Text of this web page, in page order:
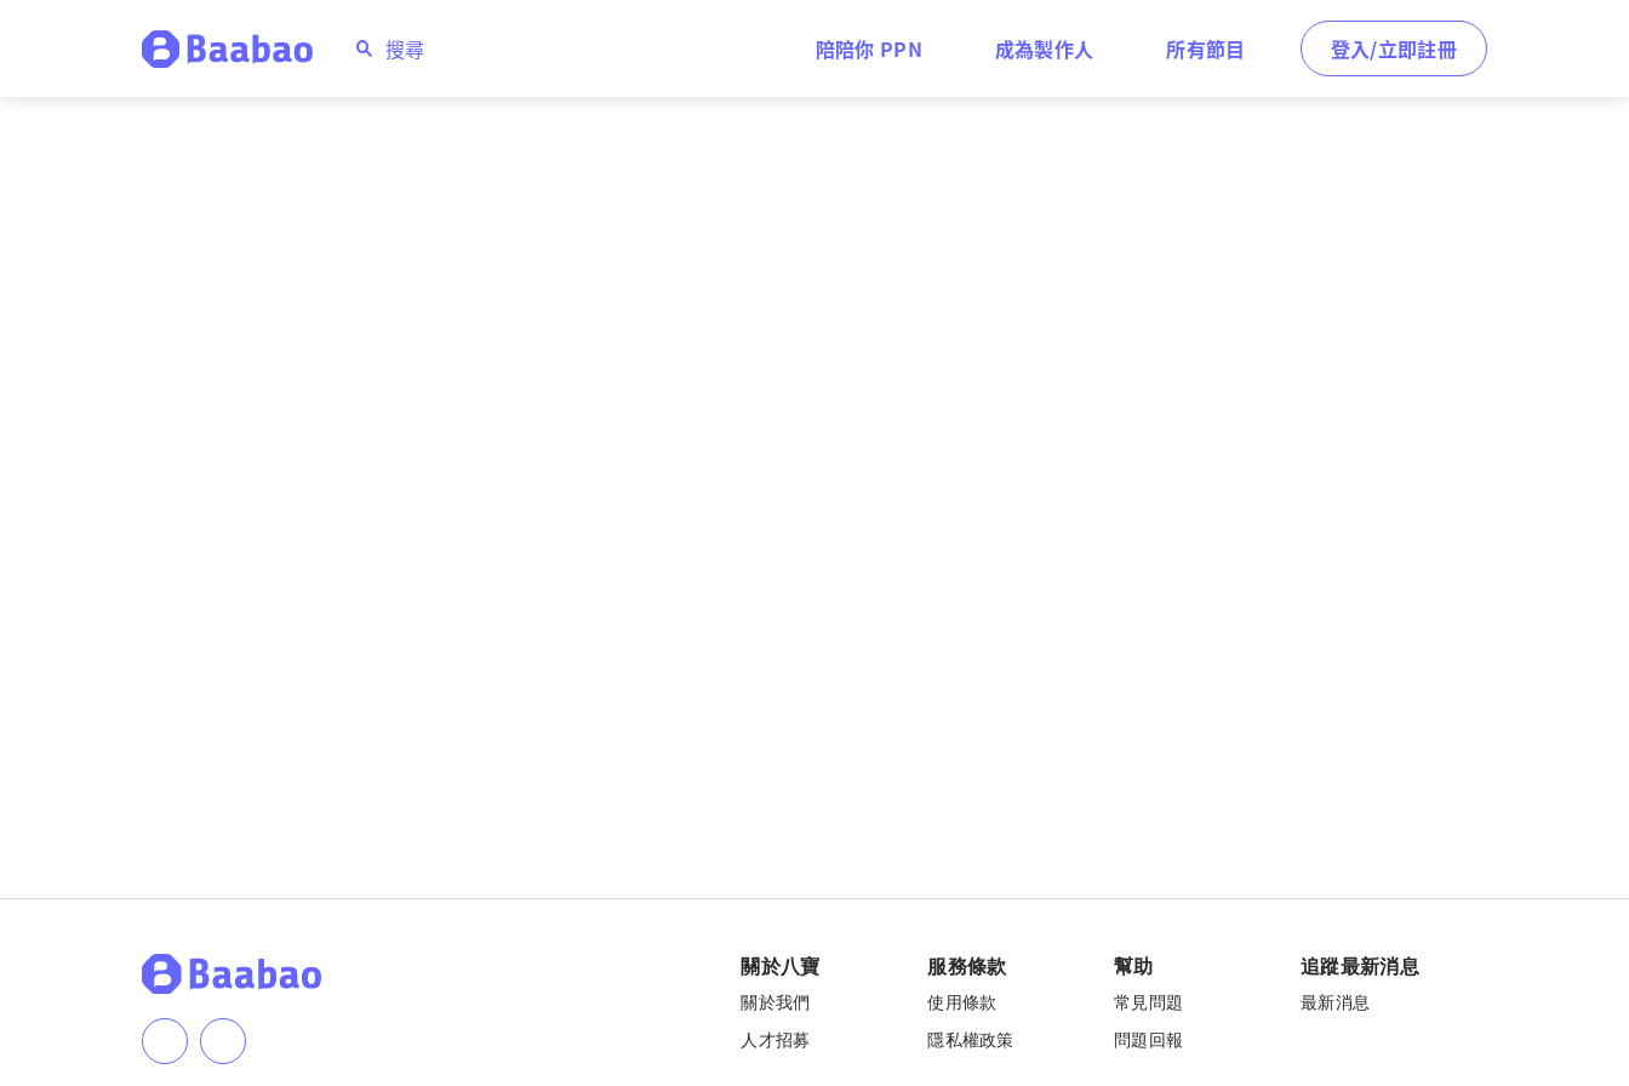
陪陪你 PPN 成為製作人 所有節目 登入/立即註冊
關於八寶
關於我們
人才招募
服務條款
使用條款
隱私權政策
幫助
常見問題
問題回報
追蹤最新消息
最新消息